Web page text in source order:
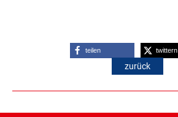
teilen twittern
zurück